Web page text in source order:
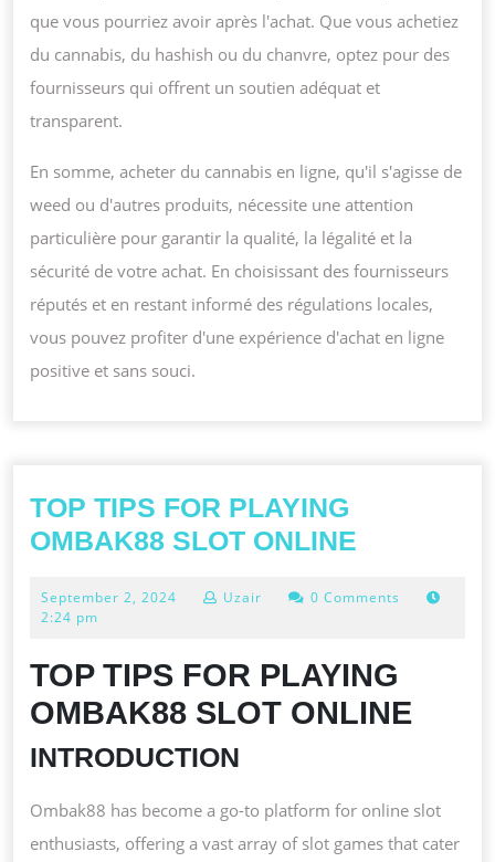
que vous pourriez avoir après l'achat. Que vous achetiez
du cannabis, du hashish ou du chanvre, optez pour des
fournisseurs qui offrent un soutien adéquat et
transparent.
En somme, acheter du cannabis en ligne, qu'il s'agisse de
weed ou d'autres produits, nécessite une attention
particulière pour garantir la qualité, la légalité et la
sécurité de votre achat. En choisissant des fournisseurs
réputés et en restant informé des régulations locales,
vous pouvez profiter d'une expérience d'achat en ligne
positive et sans souci.
TOP TIPS FOR PLAYING
OMBAK88 SLOT ONLINE
FOR
OMBAK88
SLOT
September 2, 2024 September
Uzair
0 Comments
2:24 pm
TOP TIPS FOR PLAYING
OMBAK88 SLOT ONLINE
INTRODUCTION
Ombak88 has become a go-to platform for online slot
enthusiasts, offering a vast array of slot games that cater